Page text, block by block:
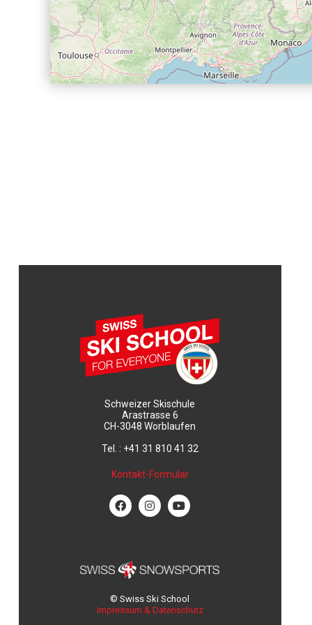
Schweizer Skischule
Arastrasse 6
CH-3048 Worblaufen
Tel. : +41 31 810 41 32
Kontakt-Formular
© Swiss Ski School
Impressum & Datenschutz